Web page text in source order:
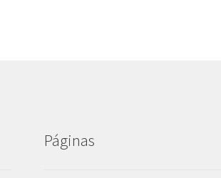
Páginas